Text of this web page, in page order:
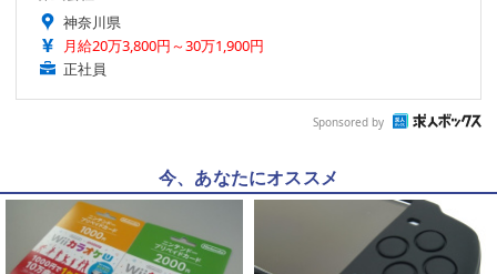
神奈川県
月給20万3,800円～30万1,900円
正社員
Sponsored by
今、あなたにオススメ